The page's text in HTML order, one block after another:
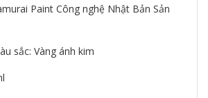
Paint Công nghệ Nhật Bản Sản
sắc: Vàng ánh kim